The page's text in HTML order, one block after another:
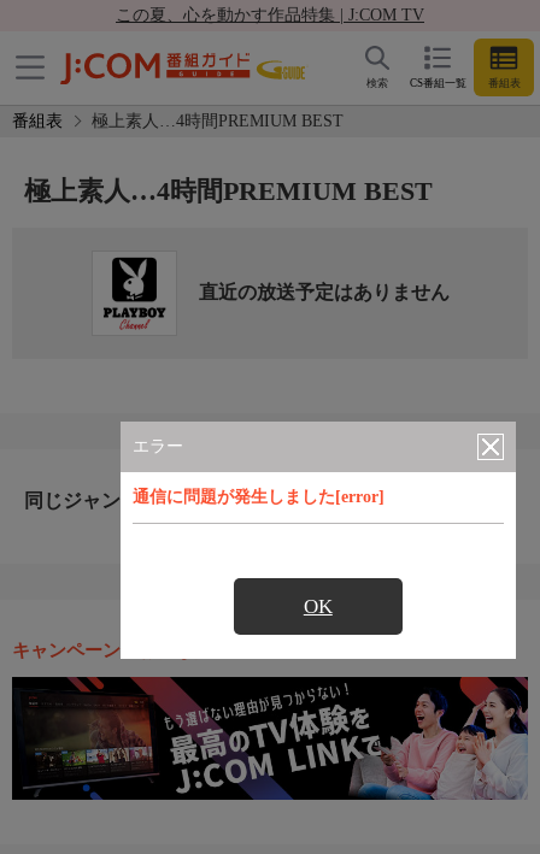
この夏、心を動かす作品特集 | J:COM TV
CS番組一覧 番組表
検索
番組表 極上素人…4時間PREMIUM BEST
エラー
通信に問題が発生しました[error]
OK
極上素人…4時間PREMIUM BEST
直近の放送予定はありません
同じジャンルのおすすめ番組
キャンペーン・お得な情報